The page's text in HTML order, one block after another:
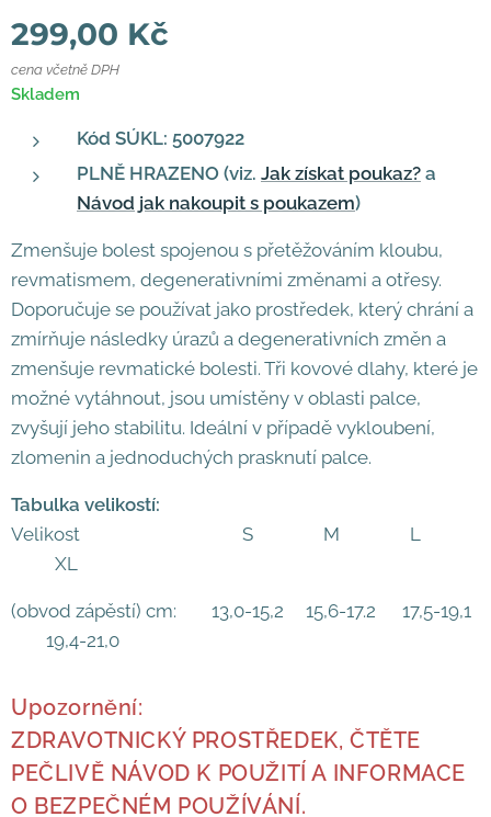
299,00 Kč
cena včetně DPH
Skladem
Kód SÚKL: 5007922
PLNĚ HRAZENO (viz. Jak získat poukaz? a
Návod jak nakoupit s poukazem)
Zmenšuje bolest spojenou s přetěžováním kloubu,
revmatismem, degenerativními změnami a otřesy.
Doporučuje se používat jako prostředek, který chrání a
zmírňuje následky úrazů a degenerativních změn a
zmenšuje revmatické bolesti. Tři kovové dlahy, které je
možné vytáhnout, jsou umístěny v oblasti palce,
zvyšují jeho stabilitu. Ideální v případě vykloubení,
zlomenin a jednoduchých prasknutí palce.
Tabulka velikostí:
Velikost S M L
XL
(obvod zápěstí) cm: 13,0-15,2 15,6-17.2 17,5-19,1
19,4-21,0
Upozornění:
ZDRAVOTNICKÝ PROSTŘEDEK, ČTĚTE
PEČLIVĚ NÁVOD K POUŽITÍ A INFORMACE
O BEZPEČNÉM POUŽÍVÁNÍ.